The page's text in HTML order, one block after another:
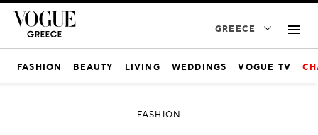
GREECE
FASHION BEAUTY LIVING WEDDINGS VOGUE TV
FASHION